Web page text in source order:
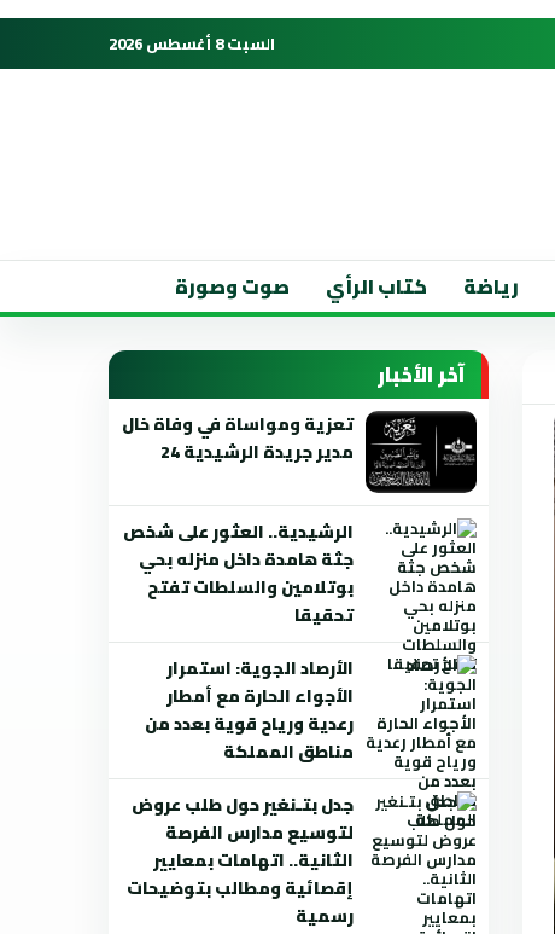
السبت 8 أغسطس 2026
رياضة كتاب الرأي صوت وصورة
آخر الأخبار
تعزية ومواساة في وفاة خال
مدير جريدة الرشيدية 24
الرشيدية.. العثور على شخص
جثة هامدة داخل منزله بحي
بوتلامين والسلطات تفتح
تحقيقا
الأرصاد الجوية: استمرار
الأجواء الحارة مع أمطار
رعدية ورياح قوية بعدد من
مناطق المملكة
جدل بتـنغير حول طلب عروض
لتوسيع مدارس الفرصة
الثانية.. اتهامات بمعايير
إقصائية ومطالب بتوضيحات
رسمية